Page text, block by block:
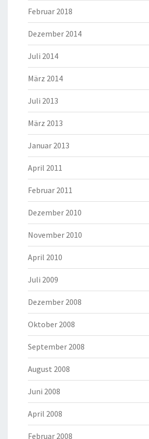
Februar 2018
Dezember 2014
Juli 2014
März 2014
Juli 2013
März 2013
Januar 2013
April 2011
Februar 2011
Dezember 2010
November 2010
April 2010
Juli 2009
Dezember 2008
Oktober 2008
September 2008
August 2008
Juni 2008
April 2008
Februar 2008